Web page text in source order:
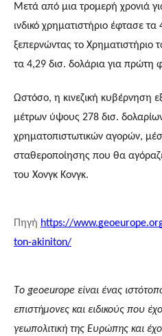
Μετά από μια τρομερή χρονιά για
ινδικό χρηματιστήριο έφτασε
ξεπερνώντας το Χρηματιστήριο
τα 4,29 δισ. δολάρια για πρώτη
Ωστόσο, η κινεζική κυβέρνηση
μέτρων ύψους 278 δισ.
χρηματοπιστωτικών αγορών,
σταθεροποίησης που θα
του Χονγκ Κονγκ.
Πηγή https://
ton-akiniton/
Τo geoeurope είναι ένας
επιστήμονες και ειδικούς που
γεωπολιτική της Ευρώπης και